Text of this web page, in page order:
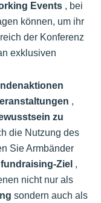
Events , bei
können, um ihr
der Konferenz
exklusiven
,
zu
die Nutzung des
Sie Armbänder
fundraising-Ziel ,
nicht nur als
sondern auch als